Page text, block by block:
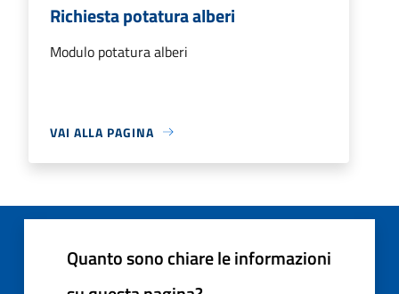
Richiesta potatura alberi
Modulo potatura alberi
VAI ALLA PAGINA
Quanto sono chiare le informazioni